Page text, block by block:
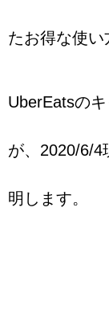
たお得な使い
UberEatsの
が、2020/6/4
明します。